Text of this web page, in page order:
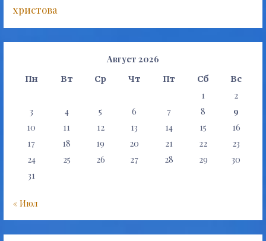
христова
Август 2026
Пн Вт Ср Чт Пт Сб Вс
1
2
3
4 5 6 7 8
9
10
11 12 13 14 15
16
17
18 19 20 21 22
23
24
25 26 27 28 29
30
31
« Июл